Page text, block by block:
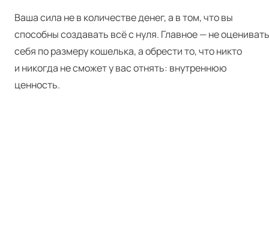
Ваша сила не в количестве денег, а в том, что вы
способны создавать всё с нуля. Главное — не оценивать
себя по размеру кошелька, а обрести то, что никто
и никогда не сможет у вас отнять: внутреннюю
ценность.